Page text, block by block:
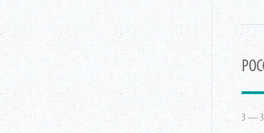
3 —